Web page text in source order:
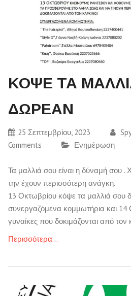
ΚΟΨΕ ΤΑ
ΔΩΡΕΑΝ
25 Σεπτεμβρίου, 2023
Comments
Ενημέρωση
Τα μαλλιά σου είναι η δύναμή σου .
την έχουν περισσότερη ανάγκη.
13 Οκτωβρίου κόψε τα μαλλιά σου
συνεργαζόμενα κομμωτήρια και 14
γυναίκες που δοκιμάζονται από τον
Περισσότερα…